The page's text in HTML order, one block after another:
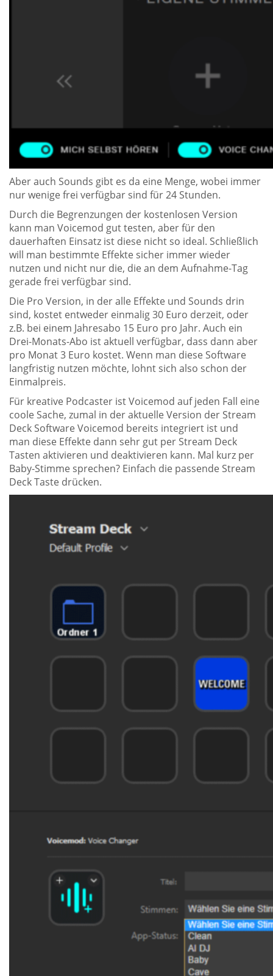
Aber auch Sounds gibt es da eine Menge, wobei immer
nur wenige frei verfügbar sind für 24 Stunden.
Durch die Begrenzungen der kostenlosen Version
kann man Voicemod gut testen, aber für den
dauerhaften Einsatz ist diese nicht so ideal. Schließlich
will man bestimmte Effekte sicher immer wieder
nutzen und nicht nur die, die an dem Aufnahme-Tag
gerade frei verfügbar sind.
Die Pro Version, in der alle Effekte und Sounds drin
sind, kostet entweder einmalig 30 Euro derzeit, oder
z.B. bei einem Jahresabo 15 Euro pro Jahr. Auch ein
Drei-Monats-Abo ist aktuell verfügbar, dass dann aber
pro Monat 3 Euro kostet. Wenn man diese Software
langfristig nutzen möchte, lohnt sich also schon der
Einmalpreis.
Für kreative Podcaster ist Voicemod auf jeden Fall eine
coole Sache, zumal in der aktuelle Version der Stream
Deck Software Voicemod bereits integriert ist und
man diese Effekte dann sehr gut per Stream Deck
Tasten aktivieren und deaktivieren kann. Mal kurz per
Baby-Stimme sprechen? Einfach die passende Stream
Deck Taste drücken.